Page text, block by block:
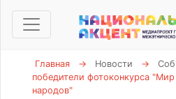
Главная → Новости →
победители фотоконкурса
народов"